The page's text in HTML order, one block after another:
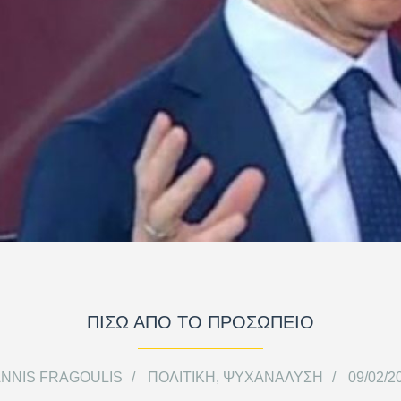
ΠΙΣΩ ΑΠΟ ΤΟ ΠΡΟΣΩΠΕΙΟ
FRAGOULIS ΠΟΛΙΤΙΚΉ , ΨΥΧΑΝΆΛΥΣΗ 09/02/